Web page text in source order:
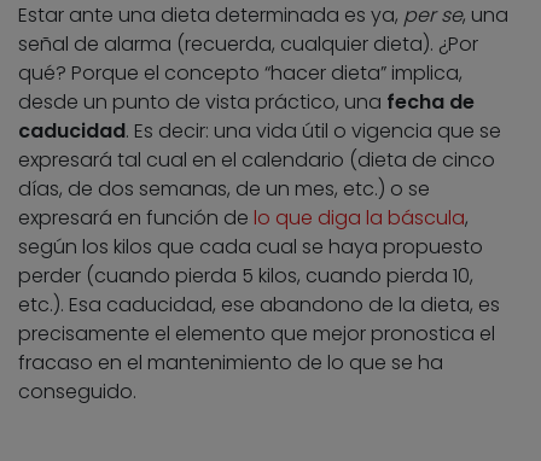
Estar ante una dieta determinada es ya, per se, una
señal de alarma (recuerda, cualquier dieta). ¿Por
qué? Porque el concepto “hacer dieta” implica,
desde un punto de vista práctico, una fecha de
caducidad. Es decir: una vida útil o vigencia que se
expresará tal cual en el calendario (dieta de cinco
días, de dos semanas, de un mes, etc.) o se
expresará en función de lo que diga la báscula,
según los kilos que cada cual se haya propuesto
perder (cuando pierda 5 kilos, cuando pierda 10,
etc.). Esa caducidad, ese abandono de la dieta, es
precisamente el elemento que mejor pronostica el
fracaso en el mantenimiento de lo que se ha
conseguido.